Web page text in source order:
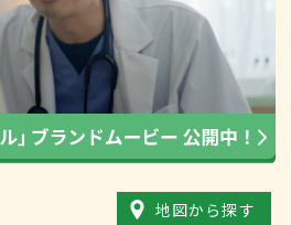
地図から探す